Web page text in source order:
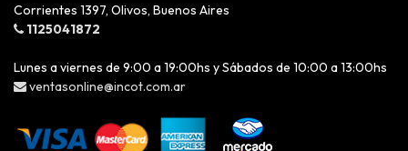
Corrientes 1397, Olivos, Buenos Aires
1125041872
Lunes a viernes de 9:00 a 19:00hs y Sábados de 10:00 a 13:00hs
ventasonline@incot.com.ar